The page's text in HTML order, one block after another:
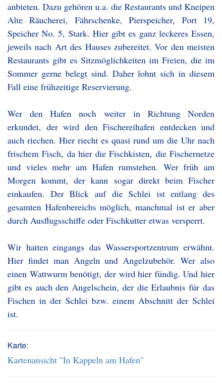
anbieten. Dazu gehören u.a. die Restaurants und Kneipen
Alte Räucherei, Fährschenke, Pierspeicher, Port 19,
Speicher No. 5, Stark. Hier gibt es ganz leckeres Essen,
jeweils nach Art des Hauses zubereitet. Vor den meisten
Restaurants gibt es Sitzmöglichkeiten im Freien, die im
Sommer gerne belegt sind. Daher lohnt sich in diesem
Fall eine frühzeitige Reservierung.
Wer den Hafen noch weiter in Richtung Norden
erkundet, der wird den Fischereihafen entdecken und
auch riechen. Hier riecht es quasi rund um die Uhr nach
frischem Fisch, da hier die Fischkisten, die Fischernetze
und vieles mehr am Hafen rumstehen. Wer früh am
Morgen kommt, der kann sogar direkt beim Fischer
einkaufen. Der Blick auf die Schlei ist entlang des
gesamten Hafenbereichs möglich, manchmal ist er aber
durch Ausflugsschiffe oder Fischkutter etwas versperrt.
Wir hatten eingangs das Wassersportzentrum erwähnt.
Hier findet man Angeln und Angelzubehör. Wer also
einen Wattwurm benötigt, der wird hier fündig. Und hier
gibt es auch den Angelschein, der die Erlaubnis für das
Fischen in der Schlei bzw. einem Abschnitt der Schlei
ist.
Karte:
Kartenansicht "In Kappeln am Hafen"